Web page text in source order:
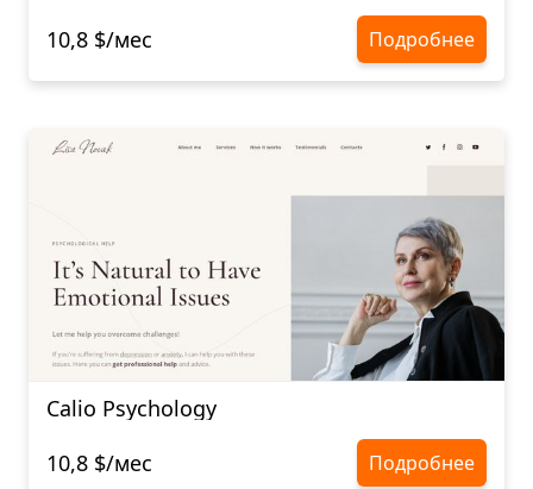
10,8 $/мес
Подробнее
Calio Psychology
10,8 $/мес
Подробнее